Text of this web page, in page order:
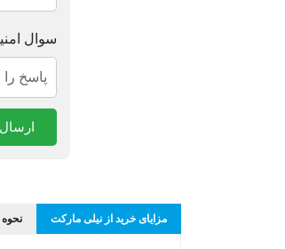
سوال امنیتی: 3
مزایای خرید از نیلی مارکت